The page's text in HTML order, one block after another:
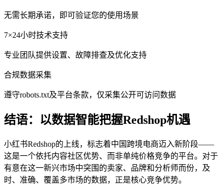
无需长期承诺，即可验证您的使用场景
7×24小时技术支持
专业团队提供设置、故障排查及优化支持
合规数据采集
遵守robots.txt及平台条款，仅采集公开可访问数据
结语：以数据智能把握Redshop机遇
小红书Redshop的上线，标志着中国跨境电商迈入新阶段——
这是一个依托内容社区优势、而非单纯价格竞争的平台。对于
有意在这一新兴市场中突围的卖家、品牌和分析师而份，及
时、准确、覆盖多市场的数据，正是核心竞争优势。